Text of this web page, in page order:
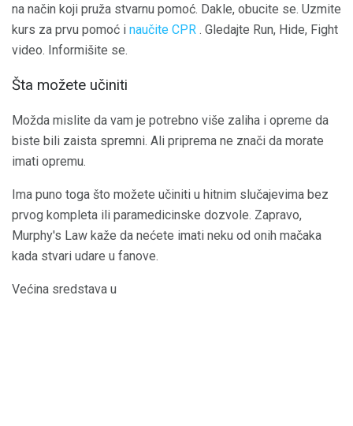
na način koji pruža stvarnu pomoć. Dakle, obucite se. Uzmite
kurs za prvu pomoć i naučite CPR . Gledajte Run, Hide, Fight
video. Informišite se.
Šta možete učiniti
Možda mislite da vam je potrebno više zaliha i opreme da
biste bili zaista spremni. Ali priprema ne znači da morate
imati opremu.
Ima puno toga što možete učiniti u hitnim slučajevima bez
prvog kompleta ili paramedicinske dozvole. Zapravo,
Murphy's Law kaže da nećete imati neku od onih mačaka
kada stvari udare u fanove.
Većina sredstava u